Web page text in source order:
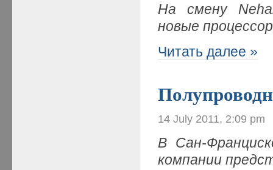
На смену
новые
Читать далее »
14 July 2011, 2:09 pm
В Сан-
компании